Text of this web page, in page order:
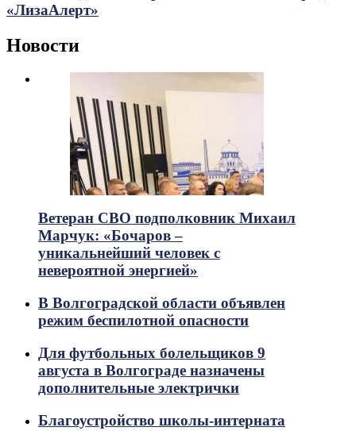
«ЛизаАлерт»
Новости
Ветеран СВО подполковник Михаил
Марчук: «Бочаров –
уникальнейший человек с
невероятной энергией»
В Волгоградской области объявлен
режим беспилотной опасности
Для футбольных болельщиков 9
августа в Волгограде назначены
дополнительные электрички
Благоустройство школы-интерната